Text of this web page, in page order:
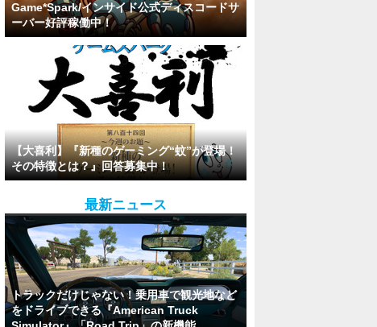
Game*Spark/インサイド公式ディスコードサ
ーバー好評稼働中！
【大喜利】『新種のゲーミング“蚊”が登場！
その特徴とは？』回答募集中！
最新ニュース
トラックだけじゃない！乗用車で観光地など
をドライブできる『American Truck